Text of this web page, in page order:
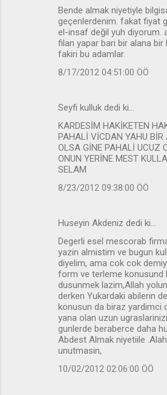
Bende almak niyetiyle
geçenlerdenim. fakat fiyat
el-insaf değil yuh diyorum.
filan yapar bari bir alana bir
fakiri bu adamlar.
8/17/2012 04:51:00 ÖÖ
Seyfi kulluk dedi ki…
KARDESİM HAKİKETEN
PAHALİ VİCDAN YAHU BİR
OLSA GİNE PAHALİ UCUZ
ONUN YERİNE MEST
SELAM
8/23/2012 09:38:00 ÖÖ
Huseyin Akdeniz dedi ki…
Degerli esel mescorab
yazin almistim ve bugun
diyelim, ama cok cok
form ve terleme konusund
dusunmek lazim,Allah
derken Yukardaki abilerin
konusun da biraz yardimci
yana olan uzun
gunlerde beraberce daha
Abdest Almak niyetiile
unutmasin,
10/02/2012 02:06:00 ÖÖ